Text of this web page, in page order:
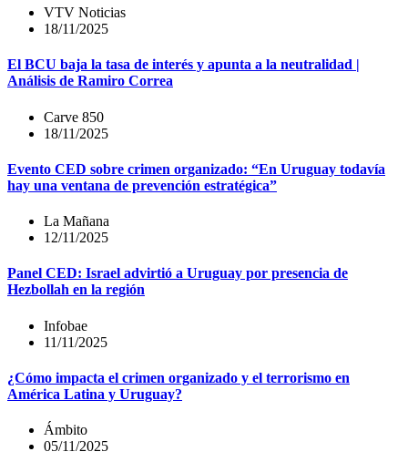
VTV Noticias
18/11/2025
El BCU baja la tasa de interés y apunta a la neutralidad |
Análisis de Ramiro Correa
Carve 850
18/11/2025
Evento CED sobre crimen organizado: “En Uruguay todavía
hay una ventana de prevención estratégica”
La Mañana
12/11/2025
Panel CED: Israel advirtió a Uruguay por presencia de
Hezbollah en la región
Infobae
11/11/2025
¿Cómo impacta el crimen organizado y el terrorismo en
América Latina y Uruguay?
Ámbito
05/11/2025